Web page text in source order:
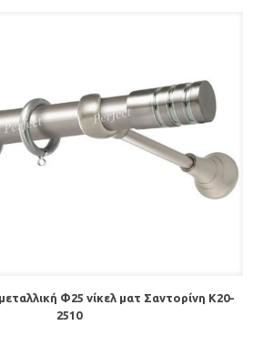
Φ25 νίκελ ματ Σαντορίνη Κ20-
2510